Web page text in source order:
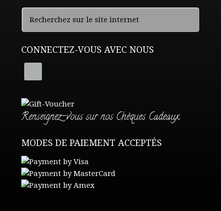
CONNECTEZ-VOUS AVEC NOUS
Renseignez-vous sur nos Chèques Cadeaux
MODES DE PAIEMENT ACCEPTÉS